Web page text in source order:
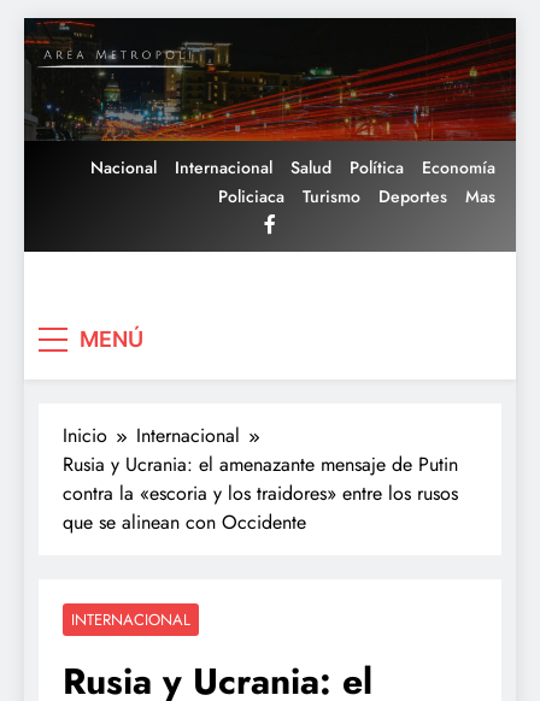
Saltar
al
contenido
Nacional Internacional Salud Política
Economía
Policiaca
Turismo Deportes Mas
MENÚ
Inicio
Internacional
Rusia y Ucrania: el amenazante mensaje de Putin
contra la «escoria y los traidores» entre los rusos
que se alinean con Occidente
INTERNACIONAL
Rusia y Ucrania: el